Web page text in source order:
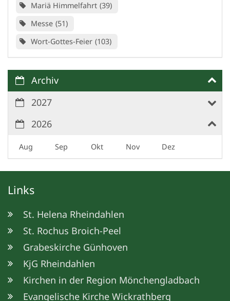
Mariä Himmelfahrt 39
Messe 51
Wort-Gottes-Feier 103
Archiv
2027
2026
Aug Sep Okt Nov Dez
Links
St. Helena Rheindahlen
St. Rochus Broich-Peel
Grabeskirche Günhoven
KjG Rheindahlen
Kirchen in der Region Mönchengladbach
Evangelische Kirche Wickrathberg